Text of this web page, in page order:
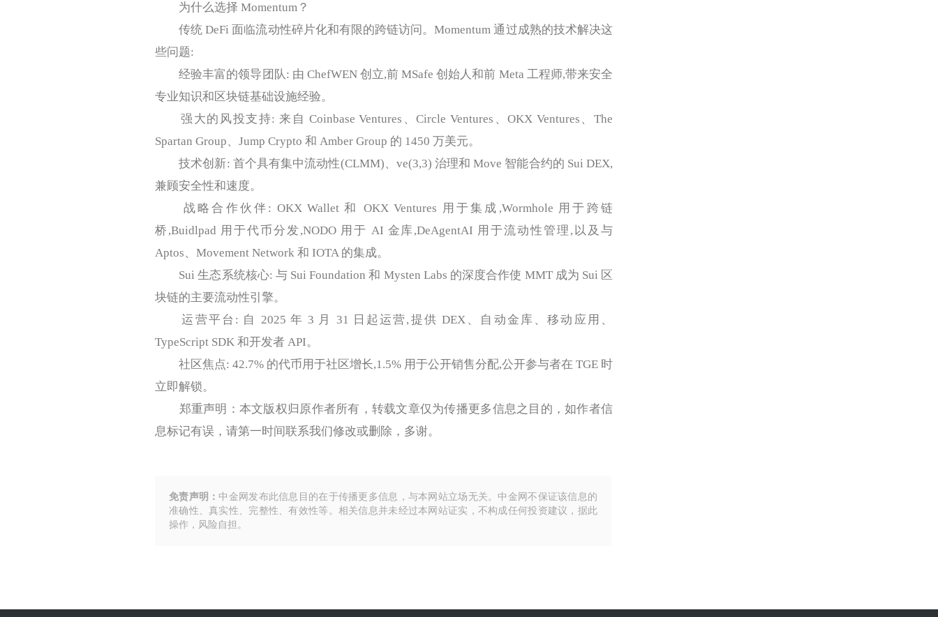
为什么选择 Momentum？
传统 DeFi 面临流动性碎片化和有限的跨链访问。Momentum 通过成熟的技术解决这
些问题:
经验丰富的领导团队: 由 ChefWEN 创立,前 MSafe 创始人和前 Meta 工程师,带来安全
专业知识和区块链基础设施经验。
强大的风投支持: 来自 Coinbase Ventures、Circle Ventures、OKX Ventures、The
Spartan Group、Jump Crypto 和 Amber Group 的 1450 万美元。
技术创新: 首个具有集中流动性(CLMM)、ve(3,3) 治理和 Move 智能合约的 Sui DEX,
兼顾安全性和速度。
战略合作伙伴: OKX Wallet 和 OKX Ventures 用于集成,Wormhole 用于跨链
桥,Buidlpad 用于代币分发,NODO 用于 AI 金库,DeAgentAI 用于流动性管理,以及与
Aptos、Movement Network 和 IOTA 的集成。
Sui 生态系统核心: 与 Sui Foundation 和 Mysten Labs 的深度合作使 MMT 成为 Sui 区
块链的主要流动性引擎。
运营平台: 自 2025 年 3 月 31 日起运营,提供 DEX、自动金库、移动应用、
TypeScript SDK 和开发者 API。
社区焦点: 42.7% 的代币用于社区增长,1.5% 用于公开销售分配,公开参与者在 TGE 时
立即解锁。
郑重声明：本文版权归原作者所有，转载文章仅为传播更多信息之目的，如作者信
息标记有误，请第一时间联系我们修改或删除，多谢。
免责声明： 中金网发布此信息目的在于传播更多信息，与本网站立场无关。中金网不保证该信息的
准确性、真实性、完整性、有效性等。相关信息并未经过本网站证实，不构成任何投资建议，据此
操作，风险自担。